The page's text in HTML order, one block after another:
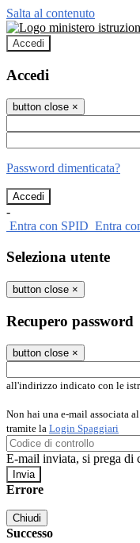
Salta al contenuto
Accedi
Accedi
button close ×
Password dimenticata?
-
Entra con SPID Entra
Seleziona utente
button close ×
Recupero password
button close ×
all'indirizzo indicato con le
Non hai una e-mail associata
tramite la Login Spaggiari
E-mail inviata, si prega di
Errore
Chiudi
Successo